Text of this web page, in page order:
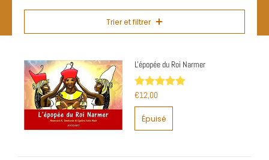
Trier et filtrer
L'épopée du Roi Narmer
€12,00